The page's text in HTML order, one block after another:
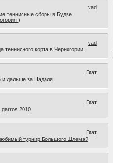
теннисные сборы в Будве
)
vad
теннисного корта в Черногории
vad
и дальше за Надаля
Гиат
garros 2010
Гиат
турнир Большого Шлема?
Гиат